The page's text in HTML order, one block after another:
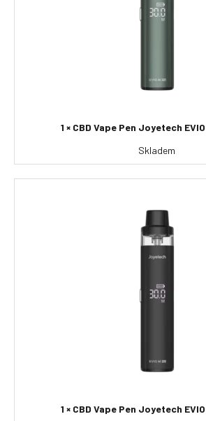
1 × CBD Vape Pen Joyetech EVIO
Skladem
1 × CBD Vape Pen Joyetech EVIO